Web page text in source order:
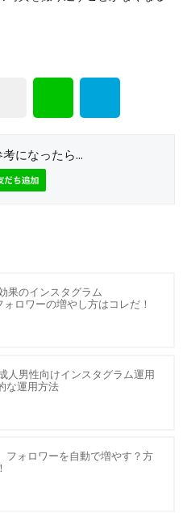
になったら...
果のインスタグラム
ロワーの増やし方はコレだ！
人男性向けインスタグラム運用
な運用方法
フォロワーを自動で増やす？方